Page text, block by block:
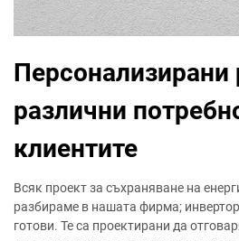
Персонализирани
различни
клиентите
Всяк проект за съхраняване на
разбираме в нашата фирма;
готови. Те са проектирани да